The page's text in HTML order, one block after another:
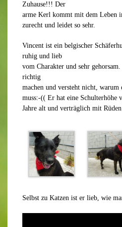
Zuhause!!! Der
arme Kerl kommt mit dem Leben
zurecht und leidet so sehr.
Vincent ist ein belgischer
ruhig und lieb
vom Charakter und sehr
richtig
machen und versteht nicht,
muss:-(( Er hat eine Schulterhöhe
Jahre alt und verträglich mit
Selbst zu Katzen ist er lieb, wie